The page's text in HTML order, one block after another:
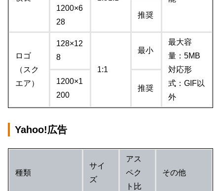
1200×6
28
推奨
ロゴ
（スク
エア）
128×12
8
1:1
最小
最大容
量：5MB
対応形
式：GIF以
外
1200×1
200
推奨
Yahoo!広告
種類
サイ
ズ
アス
ペク
ト比
その他